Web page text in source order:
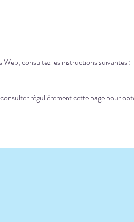
consultez les instructions suivantes :
régulièrement cette page pour